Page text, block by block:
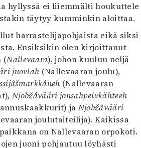
hyllyssä ei liiemmälti houkuttele
täytyy kumminkin aloittaa.
harrastelijapohjaista eikä siksi
Ensiksikin olen kirjoittanut
(Nallevaara), johon kuuluu neljä
juovlah (Nallevaaran joulu),
(Nallevaaran
Njobžâvääri jonsahpeivkähteeh
ja Njobžâvääri
joulutaiteilija). Kaikissa
on Nallevaaran orpokoti.
juoni pohjautuu löyhästi